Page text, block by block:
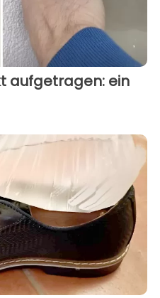
aufgetragen: ein